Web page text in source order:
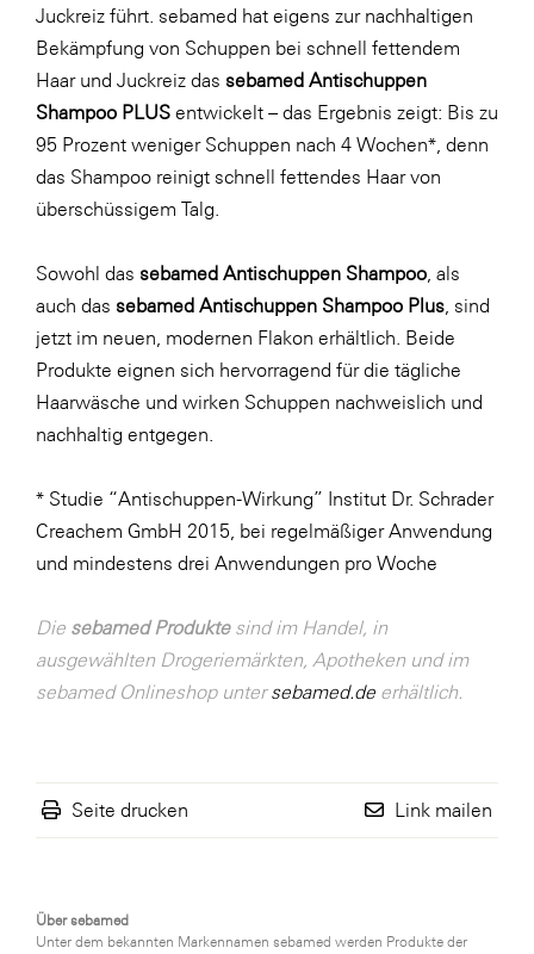
Juckreiz führt. sebamed hat eigens zur nachhaltigen
Bekämpfung von Schuppen bei schnell fettendem
Haar und Juckreiz das sebamed Antischuppen
Shampoo PLUS entwickelt – das Ergebnis zeigt: Bis zu
95 Prozent weniger Schuppen nach 4 Wochen*, denn
das Shampoo reinigt schnell fettendes Haar von
überschüssigem Talg.
Sowohl das sebamed Antischuppen Shampoo , als
auch das sebamed Antischuppen Shampoo Plus , sind
jetzt im neuen, modernen Flakon erhältlich. Beide
Produkte eignen sich hervorragend für die tägliche
Haarwäsche und wirken Schuppen nachweislich und
nachhaltig entgegen.
* Studie “Antischuppen-Wirkung” Institut Dr. Schrader
Creachem GmbH 2015, bei regelmäßiger Anwendung
und mindestens drei Anwendungen pro Woche
Die sebamed Produktesind im Handel, in
ausgewählten Drogeriemärkten, Apotheken und im
sebamed Onlineshop untersebamed.de erhältlich.
Seite drucken Link mailen
Über sebamed
Unter dem bekannten Markennamen sebamed werden Produkte der